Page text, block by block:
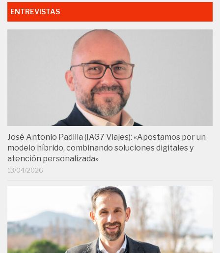
ENTREVISTAS
José Antonio Padilla (IAG7 Viajes): «Apostamos por un
modelo híbrido, combinando soluciones digitales y
atención personalizada»
13/04/2026